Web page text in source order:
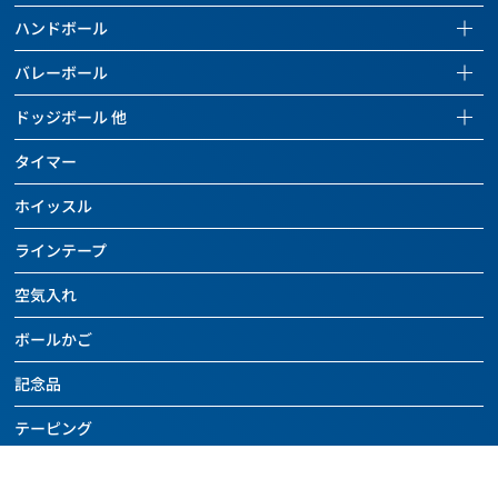
全ての商品を見る
バスケットボール
バッグ
ボールケアグッズ
チーム用具
レフェリー用具
トレーニング用具
カウンター
バスケットボール関連用具
その他
SALE
サッカーページを見る
全ての商品を見る
サッカーボール
バッグ
ボールケアグッズ
チーム用具
レフェリー用具
トレーニング用具
関連用具
フットサル関連用具
その他
SALE
ハンドボール
ハンドボールページを見る
全ての商品を見る
ハンドボール
バッグ
ボールケアグッズ
チーム用具
レフェリー用具
トレーニング用具
カウンター
ハンドボール関連用具
その他
バレーボール
バレーボールページを見る
全ての商品を見る
バレーボール
バッグ
ボールケアグッズ
チーム用具
レフェリー用具
トレーニング用具
関連用具
ソフトバレーボール関連用具
ドッジボール 他
ドッジボールページを見る
全ての商品を見る
ドッジボール
その他のボール
バッグ
ボールケアグッズ
チーム用具
レフェリー用具
その他
タイマー
ホイッスル
ラインテープ
空気入れ
ボールかご
記念品
テーピング